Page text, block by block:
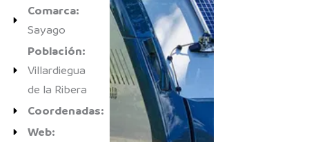
Comarca:
Sayago
Población:
Villardiegua
de la Ribera
Coordenadas:
Web: